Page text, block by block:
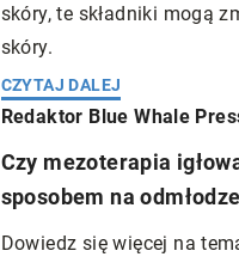
skóry, te składniki mogą
skóry.
CZYTAJ DALEJ
Redaktor Blue Whale
Czy mezoterapia
sposobem na
Dowiedz się więcej na